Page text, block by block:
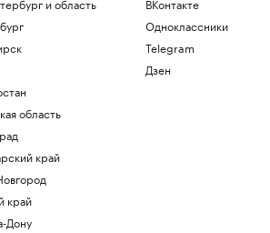
область
край
край
Дону
Одноклассники
Telegram
Дзен